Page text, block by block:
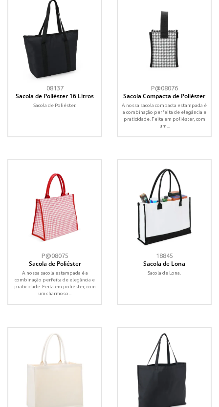
08137
Sacola de Poliéster 16 Litros
Sacola de Poliéster.
P@08076
Sacola Compacta de Poliéster
A nossa sacola compacta estampada é
a combinação perfeita de elegância e
praticidade. Feita em poliéster, com
um...
P@08075
Sacola de Poliéster
A nossa sacola estampada é a
combinação perfeita de elegância e
praticidade. Feita em poliéster, com
um charmoso...
18845
Sacola de Lona
Sacola de Lona.